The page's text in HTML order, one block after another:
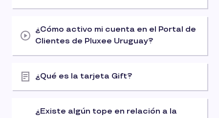
¿Cómo activo mi cuenta en el Portal de
Clientes de Pluxee Uruguay?
¿Qué es la tarjeta Gift?
¿Existe algún tope en relación a la